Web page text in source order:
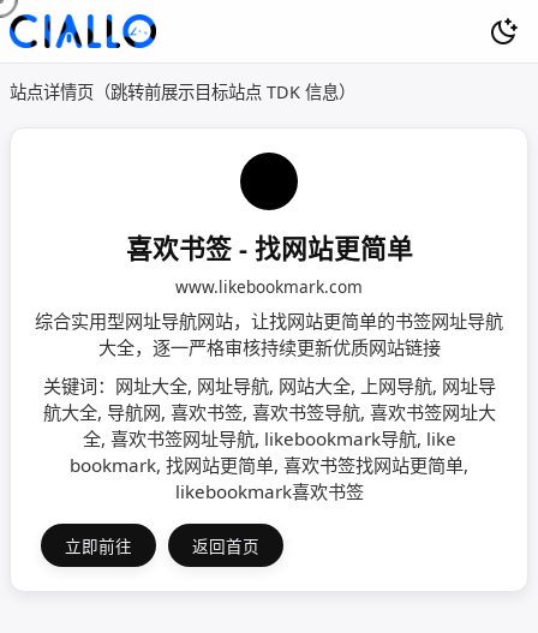
站点详情页（跳转前展示目标站点 TDK 信息）
喜欢书签 - 找网站更简单
www.likebookmark.com
综合实用型网址导航网站，让找网站更简单的书签网址导航
大全，逐一严格审核持续更新优质网站链接
关键词：网址大全, 网址导航, 网站大全, 上网导航, 网址导
航大全, 导航网, 喜欢书签, 喜欢书签导航, 喜欢书签网址大
全, 喜欢书签网址导航, likebookmark导航, like
bookmark, 找网站更简单, 喜欢书签找网站更简单,
likebookmark喜欢书签
立即前往 返回首页